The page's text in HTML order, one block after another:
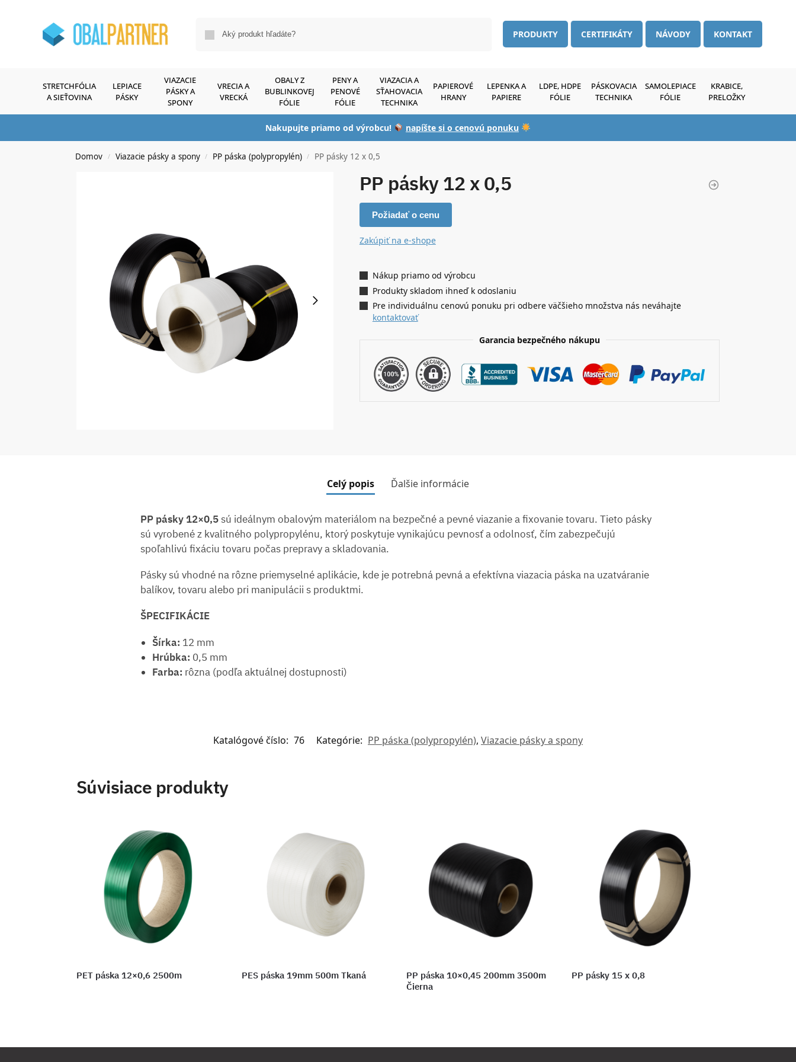
PRODUKTY CERTIFIKÁTY NÁVODY KONTAKT
STRETCHFÓLIA
A SIEŤOVINA
LEPIACE
PÁSKY
VIAZACIE
PÁSKY A
SPONY
VRECIA A
VRECKÁ
OBALY Z
BUBLINKOVEJ
FÓLIE
PENY A
PENOVÉ
FÓLIE
VIAZACIA A
SŤAHOVACIA
TECHNIKA
PAPIEROVÉ
HRANY
LEPENKA A
PAPIERE
LDPE, HDPE
FÓLIE
PÁSKOVACIA
TECHNIKA
SAMOLEPIACE
FÓLIE
KRABICE,
PRELOŽKY
Nakupujte priamo od výrobcu! napíšte si o cenovú ponuku
Domov / Viazacie pásky a spony / PP páska (polypropylén) / PP pásky 12 x 0,5
PP pásky 12 x 0,5
Požiadať o cenu
Zakúpiť na e-shope
Nákup priamo od výrobcu
Produkty skladom ihneď k odoslaniu
Pre individuálnu cenovú ponuku pri odbere väčšieho množstva nás neváhajte
kontaktovať
Garancia bezpečného nákupu
Celý popis Ďalšie informácie
PP pásky 12×0,5sú ideálnym obalovým materiálom na bezpečné a pevné viazanie a fixovanie tovaru. Tieto pásky
sú vyrobené z kvalitného polypropylénu, ktorý poskytuje vynikajúcu pevnosť a odolnosť, čím zabezpečujú
spoľahlivú fixáciu tovaru počas prepravy a skladovania.
Pásky sú vhodné na rôzne priemyselné aplikácie, kde je potrebná pevná a efektívna viazacia páska na uzatváranie
balíkov, tovaru alebo pri manipulácii s produktmi.
ŠPECIFIKÁCIE
Šírka: 12 mm
Hrúbka: 0,5 mm
Farba: rôzna (podľa aktuálnej dostupnosti)
Katalógové číslo: 76 Kategórie: PP páska (polypropylén), Viazacie pásky a spony
Súvisiace produkty
PET páska 12×0,6 2500m PES páska 19mm 500m Tkaná
PP páska 10×0,45 200mm 3500m
Čierna
PP pásky 15 x 0,8